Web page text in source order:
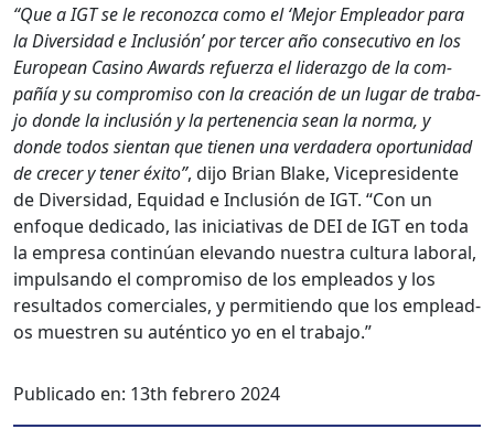
“Que a IGT se le reconoz­ca como el ‘Mejor Empleador para
la Diver­si­dad e Inclusión’ por ter­cer año con­sec­u­ti­vo en los
Euro­pean Casi­no Awards refuerza el lid­er­az­go de la com­
pañía y su com­pro­miso con la creación de un lugar de tra­ba­
jo donde la inclusión y la perte­nen­cia sean la nor­ma, y
donde todos sien­tan que tienen una ver­dadera opor­tu­nidad
de cre­cer y ten­er éxi­to”, dijo Bri­an Blake, Vicepres­i­dente
de Diver­si­dad, Equidad e Inclusión de IGT. “Con un
enfoque ded­i­ca­do, las ini­cia­ti­vas de DEI de IGT en toda
la empre­sa con­tinúan ele­van­do nues­tra cul­tura lab­o­ral,
impul­san­do el com­pro­miso de los emplea­d­os y los
resul­ta­dos com­er­ciales, y per­mi­tien­do que los emplea­d­
os muestren su autén­ti­co yo en el tra­ba­jo.”
Publicado en: 13th febrero 2024